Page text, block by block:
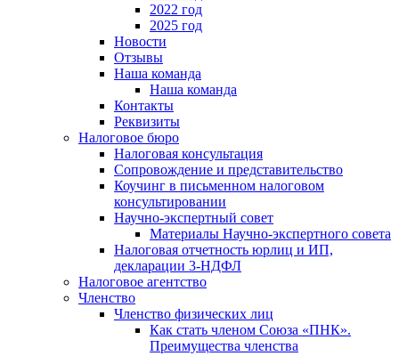
2022 год
2025 год
Новости
Отзывы
Наша команда
Наша команда
Контакты
Реквизиты
Налоговое бюро
Налоговая консультация
Cопровождение и представительство
Коучинг в письменном налоговом
консультировании
Научно-экспертный совет
Материалы Научно-экспертного совета
Налоговая отчетность юрлиц и ИП,
декларации 3-НДФЛ
Налоговое агентство
Членство
Членство физических лиц
Как стать членом Союза «ПНК».
Преимущества членства